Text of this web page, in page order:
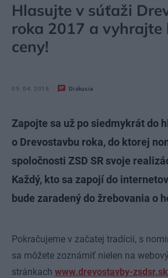
Hlasujte v súťaži
roka 2017 a vyhrajte
ceny!
09. 04. 2018 Diskusia
Zapojte sa už po siedmykrát do
o Drevostavbu roka, do ktorej
spoločnosti ZSD SR svoje
Každý, kto sa zapojí do
bude zaradený do žrebovania o
Pokračujeme v začatej tradícii, s
sa môžete zoznámiť nielen na
stránkach www.drevostavby-zsdsr.sk